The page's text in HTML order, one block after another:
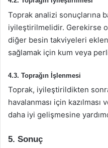
Toprak analizi sonuçlarına
iyileştirilmelidir. Gerekirse
diğer besin takviyeleri
sağlamak için kum veya
4.3. Toprağın İşlenmesi
Toprak, iyileştirildikten
havalanması için kazılması
daha iyi gelişmesine
5. Sonuç